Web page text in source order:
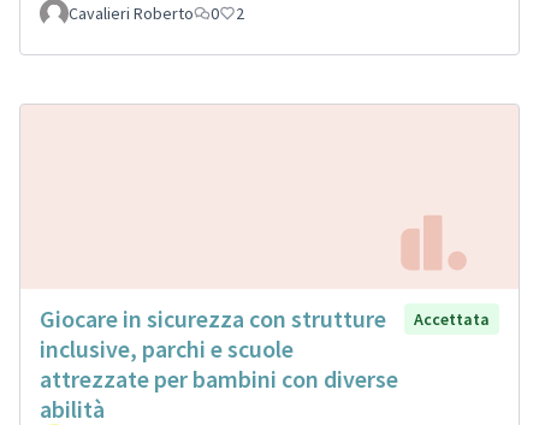
Cavalieri Roberto 0 2
Giocare in sicurezza con strutture
inclusive, parchi e scuole
attrezzate per bambini con diverse
abilità
Accettata